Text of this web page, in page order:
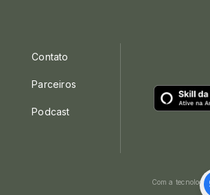
Contato
Parceiros
Podcast
Com a tecnologia